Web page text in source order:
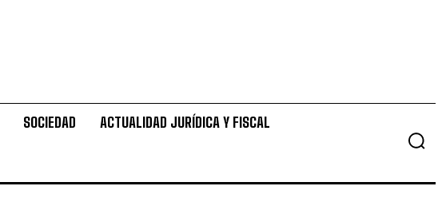
SOCIEDAD ACTUALIDAD JURÍDICA Y FISCAL